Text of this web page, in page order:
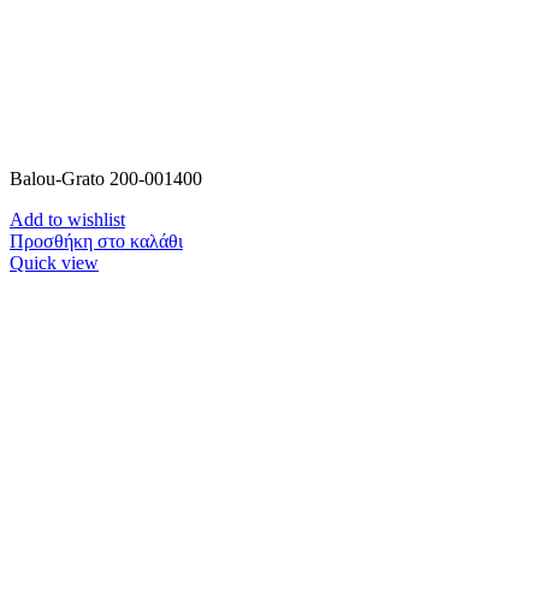
Balou-Grato 200-001400
Add to wishlist
Προσθήκη στο καλάθι
Quick view